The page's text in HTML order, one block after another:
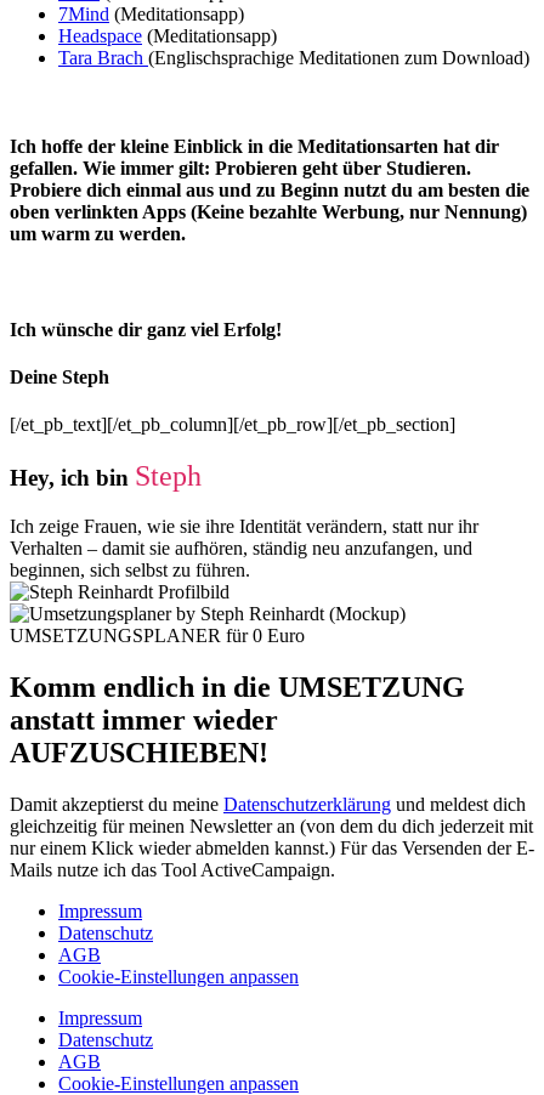
7Mind (Meditationsapp)
Headspace (Meditationsapp)
Tara Brach (Englischsprachige Meditationen zum Download)
Ich hoffe der kleine Einblick in die Meditationsarten hat dir
gefallen. Wie immer gilt: Probieren geht über Studieren.
Probiere dich einmal aus und zu Beginn nutzt du am besten die
oben verlinkten Apps (Keine bezahlte Werbung, nur Nennung)
um warm zu werden.
Ich wünsche dir ganz viel Erfolg!
Deine Steph
[/et_pb_text][/et_pb_column][/et_pb_row][/et_pb_section]
Hey, ich bin Steph
Ich zeige Frauen, wie sie ihre Identität verändern, statt nur ihr
Verhalten – damit sie aufhören, ständig neu anzufangen, und
beginnen, sich selbst zu führen.
UMSETZUNGSPLANER für 0 Euro
Komm endlich in die UMSETZUNG
anstatt immer wieder
AUFZUSCHIEBEN!
Damit akzeptierst du meine Datenschutzerklärung und meldest dich
gleichzeitig für meinen Newsletter an (von dem du dich jederzeit mit
nur einem Klick wieder abmelden kannst.) Für das Versenden der E-
Mails nutze ich das Tool ActiveCampaign.
Impressum
Datenschutz
AGB
Cookie-Einstellungen anpassen
Impressum
Datenschutz
AGB
Cookie-Einstellungen anpassen